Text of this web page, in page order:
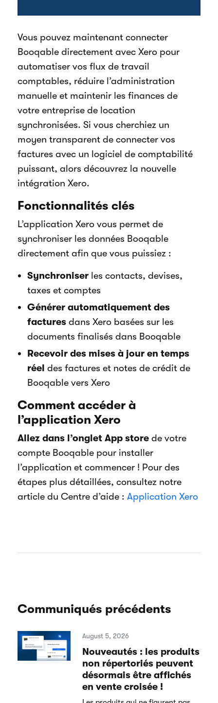
Vous pouvez maintenant connecter
Booqable directement avec Xero pour
automatiser vos flux de travail
comptables, réduire l’administration
manuelle et maintenir les finances de
votre entreprise de location
synchronisées. Si vous cherchiez un
moyen transparent de connecter vos
factures avec un logiciel de comptabilité
puissant, alors découvrez la nouvelle
intégration Xero.
Fonctionnalités clés
L’application Xero vous permet de
synchroniser les données Booqable
directement afin que vous puissiez :
Synchroniser les contacts, devises,
taxes et comptes
Générer automatiquement des
factures dans Xero basées sur les
documents finalisés dans Booqable
Recevoir des mises à jour en temps
réel des factures et notes de crédit de
Booqable vers Xero
Comment accéder à
l’application Xero
Allez dans l’onglet App store de votre
compte Booqable pour installer
l’application et commencer ! Pour des
étapes plus détaillées, consultez notre
article du Centre d’aide : Application Xero
Communiqués précédents
August 5, 2026
Nouveautés : les produits
non répertoriés peuvent
désormais être affichés
en vente croisée !